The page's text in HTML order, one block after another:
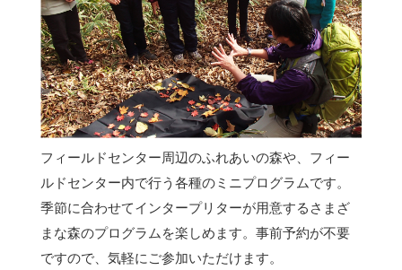
フィールドセンター周辺のふれあいの森や、フィー
ルドセンター内で行う各種のミニプログラムです。
季節に合わせてインタープリターが用意するさまざ
まな森のプログラムを楽しめます。事前予約が不要
ですので、気軽にご参加いただけます。